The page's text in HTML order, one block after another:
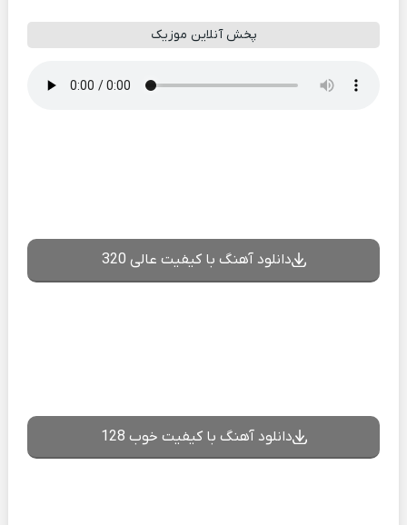
پخش آنلاین موزیک
دانلود آهنگ با کیفیت عالی 320
دانلود آهنگ با کیفیت خوب 128